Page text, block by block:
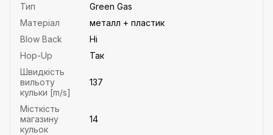
Тип
Green Gas
Матеріал
металл + пластик
Blow Back
Ні
Hop-Up
Так
Швидкість
вильоту
кульки [m/s]
137
Місткість
магазину
кульок
14